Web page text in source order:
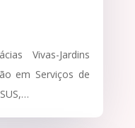
Vivas-Jardins
em Serviços de